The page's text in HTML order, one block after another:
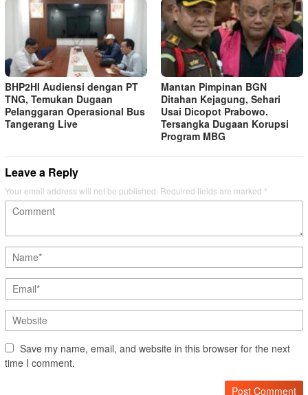
BHP2HI Audiensi dengan PT
TNG, Temukan Dugaan
Pelanggaran Operasional Bus
Tangerang Live
Mantan Pimpinan BGN
Ditahan Kejagung, Sehari
Usai Dicopot Prabowo.
Tersangka Dugaan Korupsi
Program MBG
Leave a Reply
Your email address will not be published. Required fields are marked *
Save my name, email, and website in this browser for the next
time I comment.